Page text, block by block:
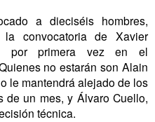
a dieciséis hombres,
convocatoria de Xavier
por primera vez en el
no estarán son Alain
le mantendrá alejado de los
de un mes, y Álvaro Cuello,
técnica.